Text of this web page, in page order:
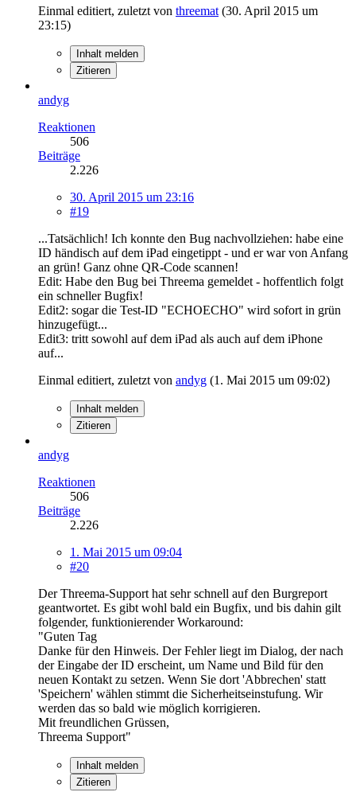
Einmal editiert, zuletzt von threemat (30. April 2015 um
23:15)
Inhalt melden
Zitieren
andyg
Reaktionen
506
Beiträge
2.226
30. April 2015 um 23:16
#19
...Tatsächlich! Ich konnte den Bug nachvollziehen: habe eine
ID händisch auf dem iPad eingetippt - und er war von Anfang
an grün! Ganz ohne QR-Code scannen!
Edit: Habe den Bug bei Threema gemeldet - hoffentlich folgt
ein schneller Bugfix!
Edit2: sogar die Test-ID "ECHOECHO" wird sofort in grün
hinzugefügt...
Edit3: tritt sowohl auf dem iPad als auch auf dem iPhone
auf...
Einmal editiert, zuletzt von andyg (1. Mai 2015 um 09:02)
Inhalt melden
Zitieren
andyg
Reaktionen
506
Beiträge
2.226
1. Mai 2015 um 09:04
#20
Der Threema-Support hat sehr schnell auf den Burgreport
geantwortet. Es gibt wohl bald ein Bugfix, und bis dahin gilt
folgender, funktionierender Workaround:
"Guten Tag
Danke für den Hinweis. Der Fehler liegt im Dialog, der nach
der Eingabe der ID erscheint, um Name und Bild für den
neuen Kontakt zu setzen. Wenn Sie dort 'Abbrechen' statt
'Speichern' wählen stimmt die Sicherheitseinstufung. Wir
werden das so bald wie möglich korrigieren.
Mit freundlichen Grüssen,
Threema Support"
Inhalt melden
Zitieren